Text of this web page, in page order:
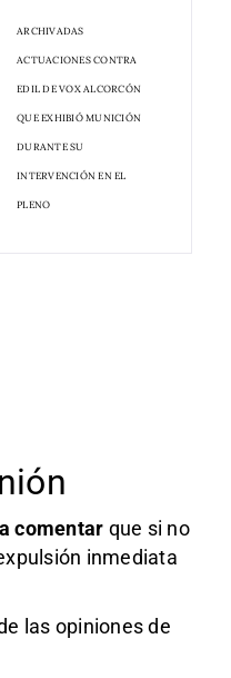
ARCHIVADAS
ACTUACIONES CONTRA
EDIL DE VOX ALCORCÓN
QUE EXHIBIÓ MUNICIÓN
DURANTE SU
INTERVENCIÓN EN EL
PLENO
comentar que si no
inmediata
las opiniones de